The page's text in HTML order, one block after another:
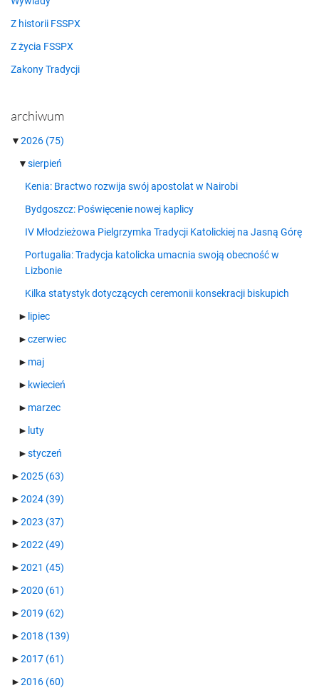
Z historii FSSPX
Z życia FSSPX
Zakony Tradycji
archiwum
▼2026 (75)
▼sierpień
Kenia: Bractwo rozwija swój apostolat w Nairobi
Bydgoszcz: Poświęcenie nowej kaplicy
IV Młodzieżowa Pielgrzymka Tradycji Katolickiej na Jasną Górę
Portugalia: Tradycja katolicka umacnia swoją obecność w
Lizbonie
Kilka statystyk dotyczących ceremonii konsekracji biskupich
► lipiec
►czerwiec
► maj
► kwiecień
► marzec
► luty
►styczeń
►2025 (63)
►2024 (39)
►2023 (37)
►2022 (49)
►2021 (45)
►2020 (61)
►2019 (62)
►2018 (139)
►2017 (61)
►2016 (60)